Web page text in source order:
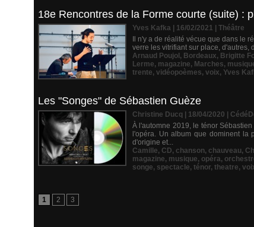
18e Rencontres de la Forme courte (suite) :
Yves Kafka | 16/02/2021
Théâtre
Il n'y a de réalité vécue que dans le
verre les vitrifiant sur place, d'autres,
Arnaud Poujol , Bordeaux, Brigitte
Lerme, magazine, Marches,
trente, vidéopoèmes, voix, Yves
Les "Songes" de Sébastien Guèze
Christine Ducq | 18/04/2020
À l'automne 2019, le ténor
l'opéra. Un album que dominent la
d'origine et...
Camille, CD, chanson, chauveau,
magazine, musique, opéra,
songe, spectacle, ténor, theatre,
1 2 3